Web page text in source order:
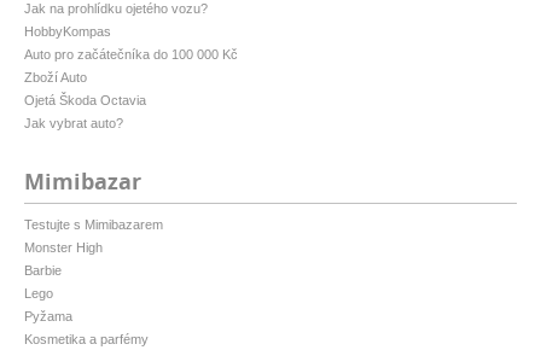
Jak na prohlídku ojetého vozu?
HobbyKompas
Auto pro začátečníka do 100 000 Kč
Zboží Auto
Ojetá Škoda Octavia
Jak vybrat auto?
Mimibazar
Testujte s Mimibazarem
Monster High
Barbie
Lego
Pyžama
Kosmetika a parfémy